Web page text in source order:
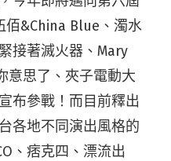
佰&China Blue、濁水
接著滅火器、Mary
意思了、夾子電動大
布參戰！而目前釋出
各地不同演出風格的
、痞克四、漂流出